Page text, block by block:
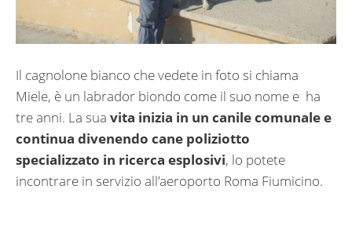
Il cagnolone bianco che vedete in foto si chiama
Miele, è un labrador biondo come il suo nome e ha
tre anni. La sua vita inizia in un canile comunale e
continua divenendo cane poliziotto
specializzato in ricerca esplosivi, lo potete
incontrare in servizio all’aeroporto Roma Fiumicino.